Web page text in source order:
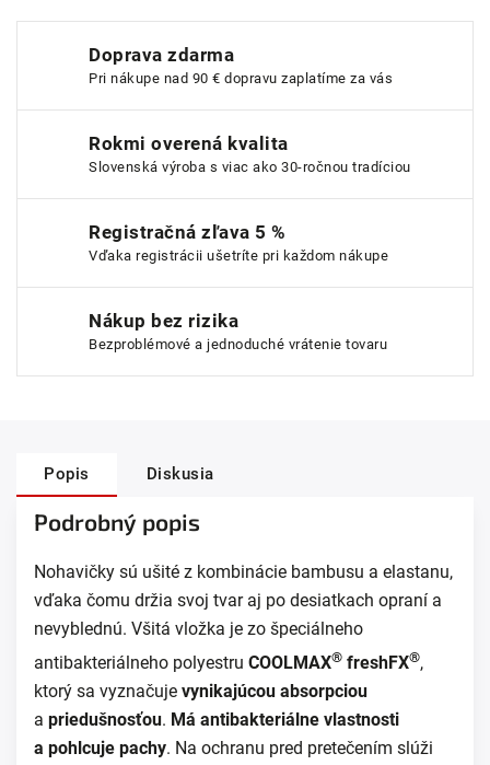
Doprava zdarma
Pri nákupe nad 90 € dopravu zaplatíme za vás
Rokmi overená kvalita
Slovenská výroba s viac ako 30-ročnou tradíciou
Registračná zľava 5 %
Vďaka registrácii ušetríte pri každom nákupe
Nákup bez rizika
Bezproblémové a jednoduché vrátenie tovaru
Popis Diskusia
Podrobný popis
Nohavičky sú ušité z kombinácie bambusu a elastanu,
vďaka čomu držia svoj tvar aj po desiatkach opraní a
nevyblednú. Všitá vložka je zo špeciálneho
antibakteriálneho polyestru COOLMAX® freshFX®,
ktorý sa vyznačuje vynikajúcou absorpciou
a priedušnosťou. Má antibakteriálne vlastnosti
a pohlcuje pachy. Na ochranu pred pretečením slúži